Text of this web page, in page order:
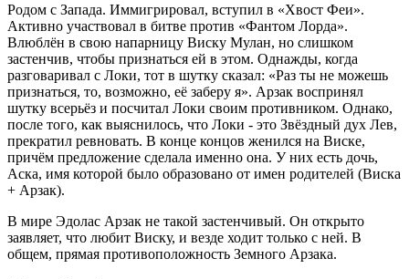
Родом с Запада. Иммигрировал, вступил в «Хвост Феи».
Активно участвовал в битве против «Фантом Лорда».
Влюблён в свою напарницу Виску Мулан, но слишком
застенчив, чтобы признаться ей в этом. Однажды, когда
разговаривал с Локи, тот в шутку сказал: «Раз ты не можешь
признаться, то, возможно, её заберу я». Арзак воспринял
шутку всерьёз и посчитал Локи своим противником. Однако,
после того, как выяснилось, что Локи - это Звёздный дух Лев,
прекратил ревновать. В конце концов женился на Виске,
причём предложение сделала именно она. У них есть дочь,
Аска, имя которой было образовано от имен родителей (Виска
+ Арзак).
В мире Эдолас Арзак не такой застенчивый. Он открыто
заявляет, что любит Виску, и везде ходит только с ней. В
общем, прямая противоположность Земного Арзака.